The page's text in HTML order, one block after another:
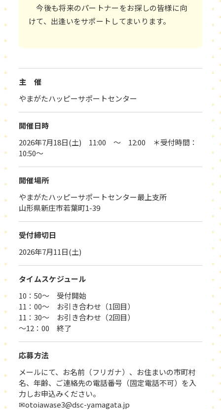
今後も将来のパートナーをお探しの皆様に向
けて、出逢いをサポートしてまいります。
主 催
やまがたハッピーサポートセンター
開催日時
2026年7月18日(土) 11:00 ～ 12:00 ＊受付時間：
10:50～
開催場所
やまがたハッピーサポートセンター最上支所
山形県新庄市若葉町1-39
受付締切日
2026年7月11日(土)
タイムスケジュール
10：50～ 受付開始
11：00～ お引き合わせ（1回目）
11：30～ お引き合わせ（2回目）
～12：00 終了
応募方法
メールにて、お名前（フリガナ）、お住まいの市町村
名、年齢、ご連絡先の電話番号（固定電話不可）を入
力しお申込みください。
✉otoiawase3@dsc-yamagata.jp